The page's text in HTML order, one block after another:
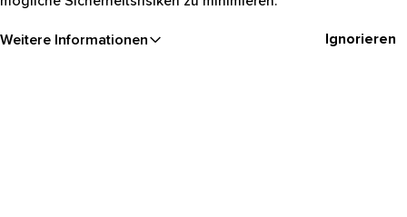
Weitere Informationen Ignorieren